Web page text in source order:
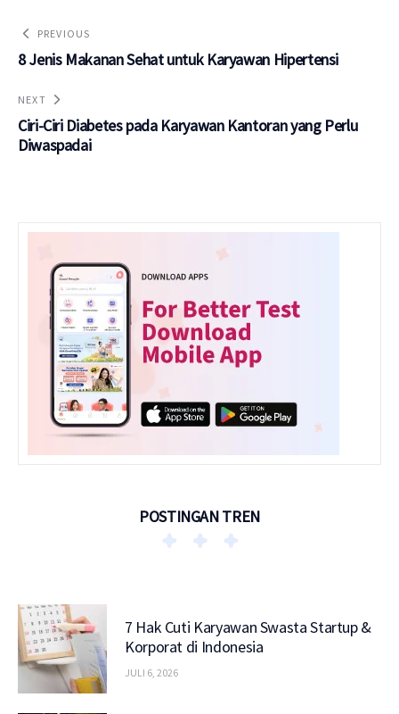
PREVIOUS
8 Jenis Makanan Sehat untuk Karyawan Hipertensi
NEXT
Ciri-Ciri Diabetes pada Karyawan Kantoran yang Perlu
Diwaspadai
POSTINGAN TREN
7 Hak Cuti Karyawan Swasta Startup &
Korporat di Indonesia
JULI 6, 2026